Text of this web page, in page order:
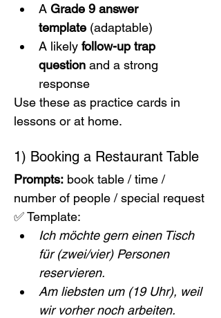
A Grade 9 answer
template (adaptable)
A likely follow-up trap
question and a strong
response
Use these as practice cards in
lessons or at home.
1) Booking a Restaurant Table
Prompts: book table / time /
number of people / special request
✅ Template:
Ich möchte gern einen Tisch
für (zwei/vier) Personen
reservieren.
Am liebsten um (19 Uhr), weil
wir vorher noch arbeiten.